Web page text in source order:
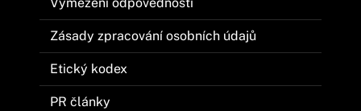
Vymezení odpovědnosti
Zásady zpracování osobních údajů
Etický kodex
PR články